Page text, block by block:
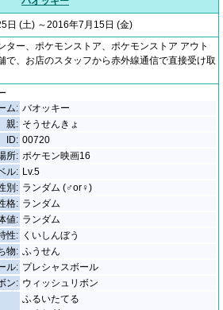
日 (土) ～2016年7月15日 (金)
ター、ポケモンストア、ポケモンストア アウト
で、お店のスタッフから赤外線通信で直接受け取
ム: バオッキー
親: そうせんきょ
ID: 00720
所: ポケモン映画16
ル: Lv.5
別: ランダム (♂or♀)
格: ランダム
値: ランダム
性: くいしんぼう
物: ふうせん
ル: プレシャスボール
ン: ウィッシュリボン
ふるいたてる